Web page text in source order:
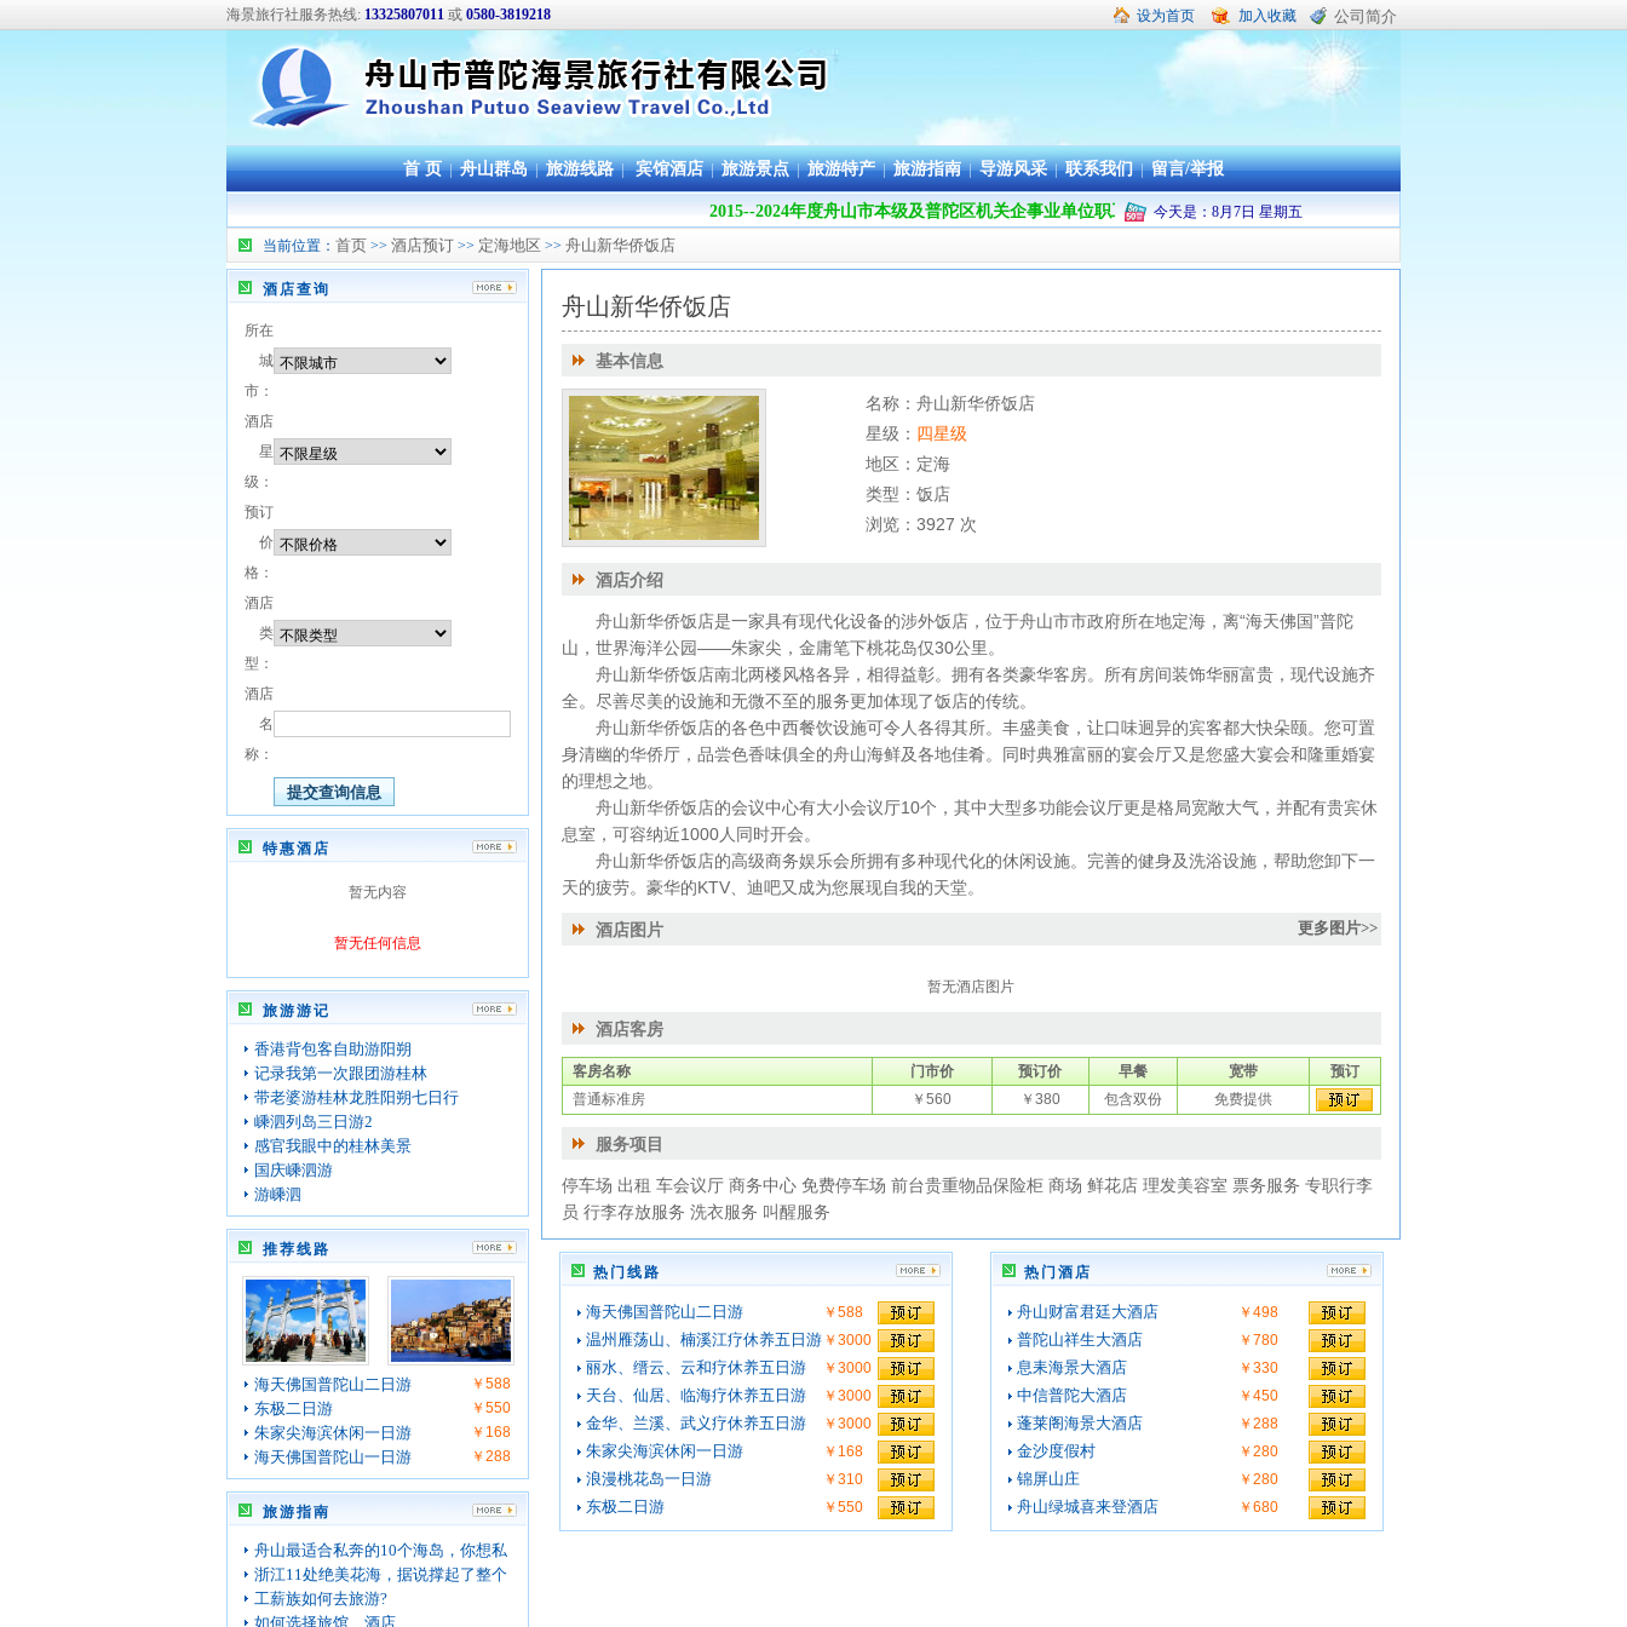
海景旅行社服务热线: 13325807011 或 0580-3819218 设为首页 加入收藏 公司简介
首 页 | 舟山群岛 | 旅游线路 | 宾馆酒店 | 旅游景点 | 旅游特产 | 旅游指南 | 导游风采 | 联系我们 | 留言/举报
2015--2024年度舟山市本级及普陀区机关企事业单位职工疗休养承办旅行社
今天是： 8月 7日 星期五
当前位置： 首页 >> 酒店预订 >> 定海地区 >> 舟山新华侨饭店
酒店查询
所在
城
市：
酒店
星
级：
预订
价
格：
酒店
类
型：
酒店
名
称：
特惠酒店
暂无内容
暂无任何信息
旅游游记
香港背包客自助游阳朔
记录我第一次跟团游桂林
带老婆游桂林龙胜阳朔七日行
嵊泗列岛三日游2
感官我眼中的桂林美景
国庆嵊泗游
游嵊泗
推荐线路
海天佛国普陀山二日游 ￥588
东极二日游 ￥550
朱家尖海滨休闲一日游 ￥168
海天佛国普陀山一日游 ￥288
旅游指南
舟山最适合私奔的10个海岛，你想私
浙江11处绝美花海，据说撑起了整个
工薪族如何去旅游?
如何选择旅馆、酒店
舟山新华侨饭店
基本信息
名称：舟山新华侨饭店
星级： 四星级
地区：定海
类型：饭店
浏览：3927 次
酒店介绍
舟山新华侨饭店是一家具有现代化设备的涉外饭店，位于舟山市市政府所在地定海，离“海天佛国”普陀
山，世界海洋公园——朱家尖，金庸笔下桃花岛仅30公里。
舟山新华侨饭店南北两楼风格各异，相得益彰。拥有各类豪华客房。所有房间装饰华丽富贵，现代设施齐
全。尽善尽美的设施和无微不至的服务更加体现了饭店的传统。
舟山新华侨饭店的各色中西餐饮设施可令人各得其所。丰盛美食，让口味迥异的宾客都大快朵颐。您可置
身清幽的华侨厅，品尝色香味俱全的舟山海鲜及各地佳肴。同时典雅富丽的宴会厅又是您盛大宴会和隆重婚宴
的理想之地。
舟山新华侨饭店的会议中心有大小会议厅10个，其中大型多功能会议厅更是格局宽敞大气，并配有贵宾休
息室，可容纳近1000人同时开会。
舟山新华侨饭店的高级商务娱乐会所拥有多种现代化的休闲设施。完善的健身及洗浴设施，帮助您卸下一
天的疲劳。豪华的KTV、迪吧又成为您展现自我的天堂。
酒店图片 更多图片>>
暂无酒店图片
酒店客房
客房名称 门市价 预订价 早餐 宽带
预订
普通标准房
￥560 ￥380 包含双份 免费提供
服务项目
停车场 出租 车会议厅 商务中心 免费停车场 前台贵重物品保险柜 商场 鲜花店 理发美容室 票务服务 专职行李
员 行李存放服务 洗衣服务 叫醒服务
热门线路
海天佛国普陀山二日游 ￥588
温州雁荡山、楠溪江疗休养五日游 ￥3000
丽水、缙云、云和疗休养五日游 ￥3000
天台、仙居、临海疗休养五日游 ￥3000
金华、兰溪、武义疗休养五日游 ￥3000
朱家尖海滨休闲一日游 ￥168
浪漫桃花岛一日游 ￥310
东极二日游 ￥550
热门酒店
舟山财富君廷大酒店 ￥498
普陀山祥生大酒店 ￥780
息耒海景大酒店 ￥330
中信普陀大酒店 ￥450
蓬莱阁海景大酒店 ￥288
金沙度假村 ￥280
锦屏山庄 ￥280
舟山绿城喜来登酒店 ￥680